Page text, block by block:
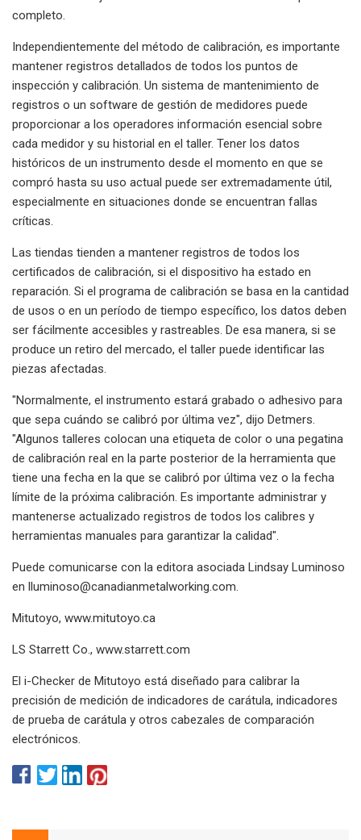
completo.
Independientemente del método de calibración, es importante
mantener registros detallados de todos los puntos de
inspección y calibración. Un sistema de mantenimiento de
registros o un software de gestión de medidores puede
proporcionar a los operadores información esencial sobre
cada medidor y su historial en el taller. Tener los datos
históricos de un instrumento desde el momento en que se
compró hasta su uso actual puede ser extremadamente útil,
especialmente en situaciones donde se encuentran fallas
críticas.
Las tiendas tienden a mantener registros de todos los
certificados de calibración, si el dispositivo ha estado en
reparación. Si el programa de calibración se basa en la cantidad
de usos o en un período de tiempo específico, los datos deben
ser fácilmente accesibles y rastreables. De esa manera, si se
produce un retiro del mercado, el taller puede identificar las
piezas afectadas.
"Normalmente, el instrumento estará grabado o adhesivo para
que sepa cuándo se calibró por última vez", dijo Detmers.
"Algunos talleres colocan una etiqueta de color o una pegatina
de calibración real en la parte posterior de la herramienta que
tiene una fecha en la que se calibró por última vez o la fecha
límite de la próxima calibración. Es importante administrar y
mantenerse actualizado registros de todos los calibres y
herramientas manuales para garantizar la calidad".
Puede comunicarse con la editora asociada Lindsay Luminoso
en lluminoso@canadianmetalworking.com.
Mitutoyo, www.mitutoyo.ca
LS Starrett Co., www.starrett.com
El i-Checker de Mitutoyo está diseñado para calibrar la
precisión de medición de indicadores de carátula, indicadores
de prueba de carátula y otros cabezales de comparación
electrónicos.